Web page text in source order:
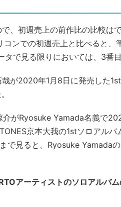
、初週売上の前作比の比較は
ンでの初週売上と比べると、
で見る限りにおいては、3番目
が2020年1月8日に発売した
がRyosuke Yamada名義で
京本大我の1stソロアルバ
で見ると、Ryosuke Yamada
アーティストのソロアルバ